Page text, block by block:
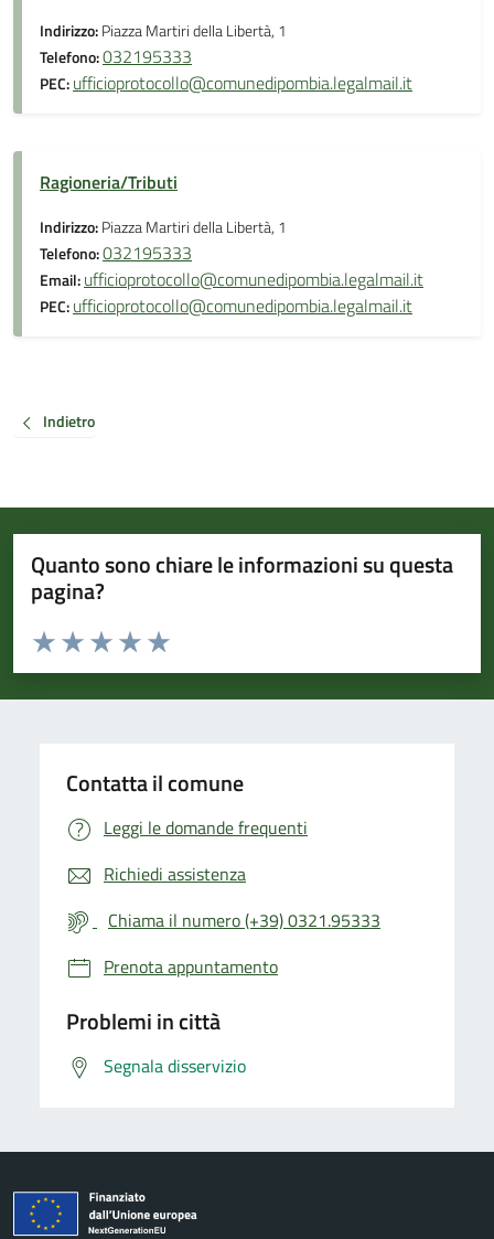
Indirizzo:Piazza Martiri della Libertà, 1
Telefono:032195333
PEC:ufficioprotocollo@comunedipombia.legalmail.it
Ragioneria/Tributi
Indirizzo:Piazza Martiri della Libertà, 1
Telefono:032195333
Email:ufficioprotocollo@comunedipombia.legalmail.it
PEC:ufficioprotocollo@comunedipombia.legalmail.it
Indietro
Quanto sono chiare le informazioni su questa
pagina?
Valuta da 1 a 5 stelle la pagina
Valuta 5 stelle su 5
Valuta 4 stelle su 5
Valuta 3 stelle su 5
Valuta 2 stelle su 5
Valuta 1 stelle su 5
Contatta il comune
Leggi le domande frequenti
Richiedi assistenza
Chiama il numero (+39) 0321.95333
Prenota appuntamento
Problemi in città
Segnala disservizio